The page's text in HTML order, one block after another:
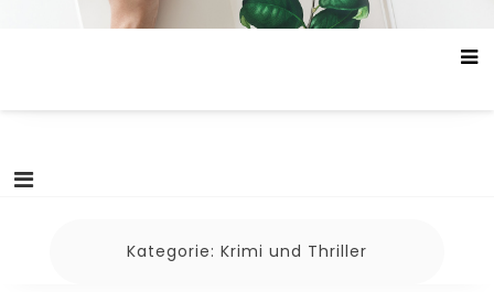
Kategorie: Krimi und Thriller